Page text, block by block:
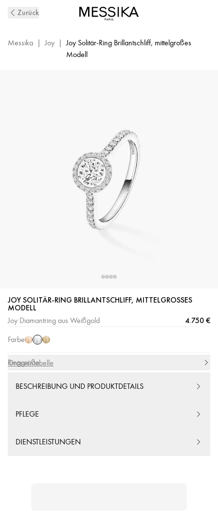
Diamantring
Weißgold
Zurück
Messika | Joy | Joy Solitär-Ring Brillantschliff, mittelgroßes
Modell
JOY SOLITÄR-RING BRILLANTSCHLIFF, MITTELGROSSES M
ODELL
Joy Diamantring aus Weißgold 4.750 €
Farbe
RoségoldWeißgold
Gelbgold
Grössentabelle
Ringgröße
BESCHREIBUNG UND PRODUKTDETAILS
PFLEGE
DIENSTLEISTUNGEN